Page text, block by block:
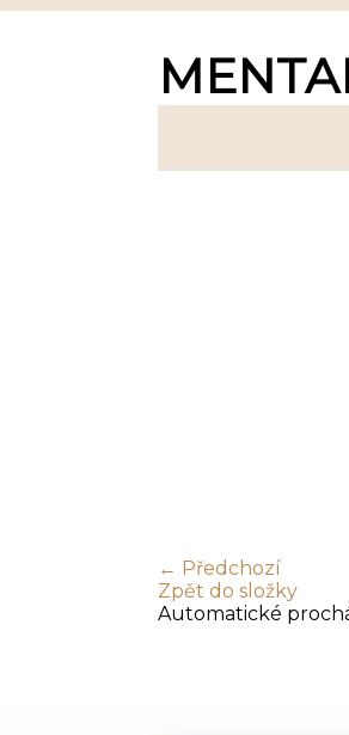
← Předchozí
Zpět do složky
Automatické